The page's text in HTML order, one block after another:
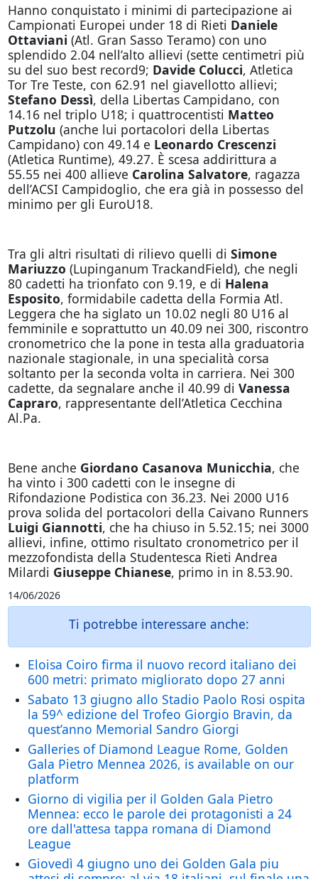
Hanno conquistato i minimi di partecipazione ai
Campionati Europei under 18 di Rieti Daniele
Ottaviani (Atl. Gran Sasso Teramo) con uno
splendido 2.04 nell’alto allievi (sette centimetri più
su del suo best record9; Davide Colucci, Atletica
Tor Tre Teste, con 62.91 nel giavellotto allievi;
Stefano Dessì, della Libertas Campidano, con
14.16 nel triplo U18; i quattrocentisti Matteo
Putzolu (anche lui portacolori della Libertas
Campidano) con 49.14 e Leonardo Crescenzi
(Atletica Runtime), 49.27. È scesa addirittura a
55.55 nei 400 allieve Carolina Salvatore, ragazza
dell’ACSI Campidoglio, che era già in possesso del
minimo per gli EuroU18.
Tra gli altri risultati di rilievo quelli di Simone
Mariuzzo (Lupinganum TrackandField), che negli
80 cadetti ha trionfato con 9.19, e di Halena
Esposito, formidabile cadetta della Formia Atl.
Leggera che ha siglato un 10.02 negli 80 U16 al
femminile e soprattutto un 40.09 nei 300, riscontro
cronometrico che la pone in testa alla graduatoria
nazionale stagionale, in una specialità corsa
soltanto per la seconda volta in carriera. Nei 300
cadette, da segnalare anche il 40.99 di Vanessa
Capraro, rappresentante dell’Atletica Cecchina
Al.Pa.
Bene anche Giordano Casanova Municchia, che
ha vinto i 300 cadetti con le insegne di
Rifondazione Podistica con 36.23. Nei 2000 U16
prova solida del portacolori della Caivano Runners
Luigi Giannotti, che ha chiuso in 5.52.15; nei 3000
allievi, infine, ottimo risultato cronometrico per il
mezzofondista della Studentesca Rieti Andrea
Milardi Giuseppe Chianese, primo in in 8.53.90.
14/06/2026
Ti potrebbe interessare anche:
Eloisa Coiro firma il nuovo record italiano dei
600 metri: primato migliorato dopo 27 anni
Sabato 13 giugno allo Stadio Paolo Rosi ospita
la 59^ edizione del Trofeo Giorgio Bravin, da
quest’anno Memorial Sandro Giorgi
Galleries of Diamond League Rome, Golden
Gala Pietro Mennea 2026, is available on our
platform
Giorno di vigilia per il Golden Gala Pietro
Mennea: ecco le parole dei protagonisti a 24
ore dall'attesa tappa romana di Diamond
League
Giovedì 4 giugno uno dei Golden Gala piu